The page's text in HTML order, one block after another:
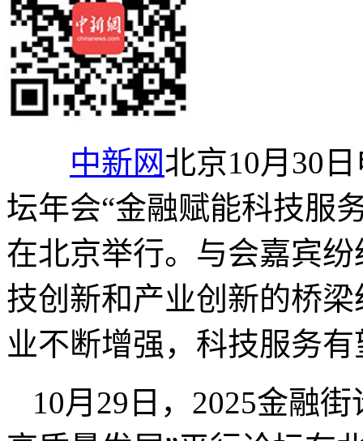
中新网北京10月30
坛年会“金融赋能科技服
在北京举行。与会嘉宾
技创新和产业创新的桥
业不断增强，科技服务
10月29日，2025金融